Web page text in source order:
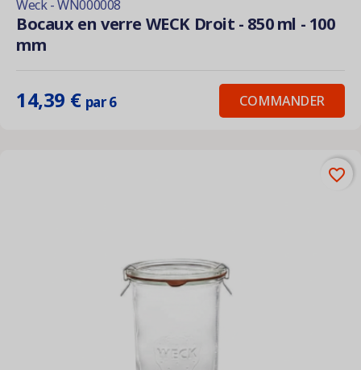
Weck - WN000008
Bocaux en verre WECK Droit - 850 ml - 100
mm
14,39 € par 6 COMMANDER
favorite_border